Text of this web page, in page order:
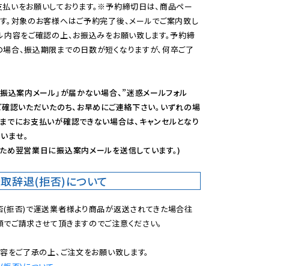
いをお願いしております。※予約締切日は、商品ペー
。対象のお客様へはご予約完了後、メールでご案内致し
内容をご確認の上、お振込みをお願い致します。予約締
合、振込期限までの日数が短くなりますが、何卒ご了
振込案内メール」が届かない場合、”迷惑メールフォル
認いただいたのち、お早めにご連絡下さい。いずれの場
でにお支払いが確認できない場合は、キャンセルとなり
ませ。
め翌営業日に振込案内メールを送信しています。)
辞退(拒否)について
拒否)で運送業者様より商品が返送されてきた場合往
ご請求させて頂きますのでご注意ください。